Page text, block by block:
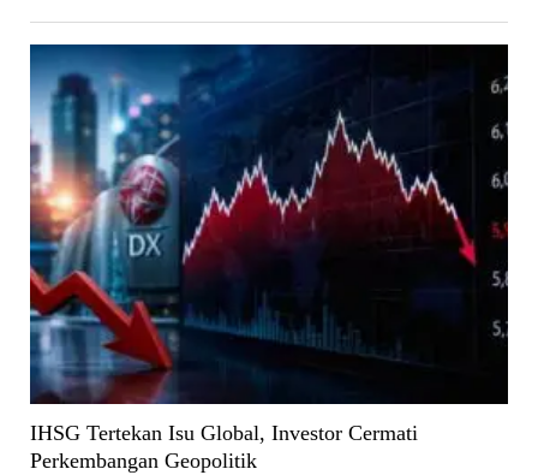
IHSG Tertekan Isu Global, Investor Cermati
Perkembangan Geopolitik